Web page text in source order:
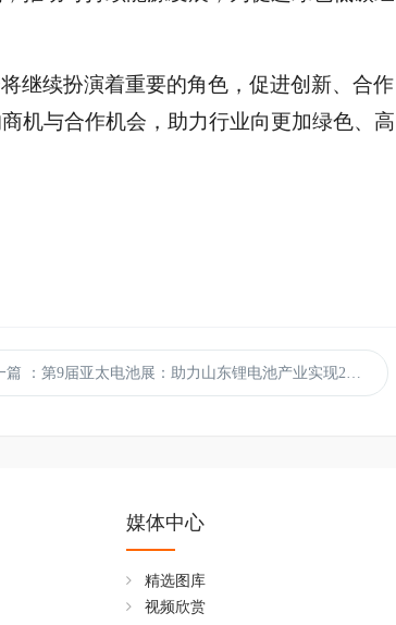
继续扮演着重要的角色，促进创新、合作
机与合作机会，助力行业向更加绿色、高
篇 ：第9届亚太电池展：助力山东锂电池产业实现2025年产值突破1000亿元目标！
媒体中心
精选图库
视频欣赏